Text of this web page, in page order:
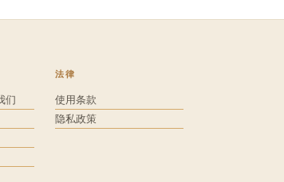
们
法律
使用条款
隐私政策